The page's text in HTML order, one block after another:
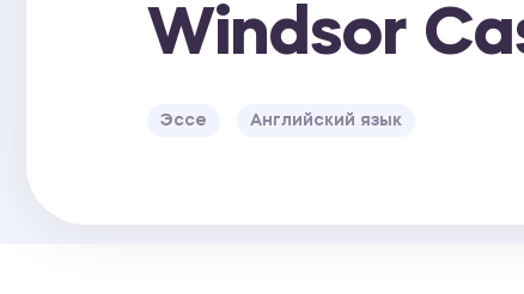
Windsor
Эссе Английский язык